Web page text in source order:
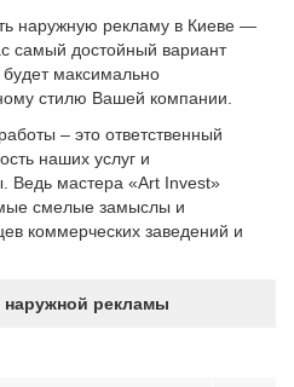
наружную рекламу в Киеве —
самый достойный вариант
максимально
стилю Вашей компании.
– это ответственный
наших услуг и
Ведь мастера «Art Invest»
смелые замыслы и
коммерческих заведений и
наружной рекламы